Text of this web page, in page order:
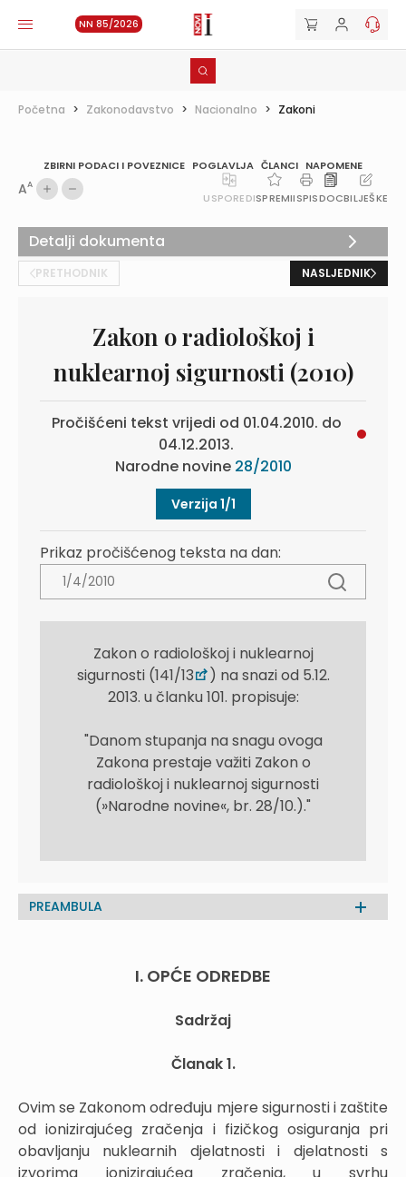
NN 85/2026
Početna > Zakonodavstvo > Nacionalno > Zakoni
ZBIRNI PODACI I POVEZNICE POGLAVLJA ČLANCI NAPOMENE
AA
USPOREDISPREMIISPISDOCBILJEŠKE
PRETHODNIK NASLJEDNIK
Zakon o radiološkoj i
nuklearnoj sigurnosti (2010)
Pročišćeni tekst vrijedi od 01.04.2010. do
04.12.2013.
Narodne novine 28/2010
Verzija 1/1
Prikaz pročišćenog teksta na dan:
Zakon o radiološkoj i nuklearnoj
sigurnosti (141/13
) na snazi od 5.12.
2013. u članku 101. propisuje:
"Danom stupanja na snagu ovoga
Zakona prestaje važiti Zakon o
radiološkoj i nuklearnoj sigurnosti
(»Narodne novine«, br. 28/10.)."
PREAMBULA
I. OPĆE ODREDBE
Sadržaj
Članak 1.
Ovim se Zakonom određuju mjere sigurnosti i zaštite
od ionizirajućeg zračenja i fizičkog osiguranja pri
obavljanju nuklearnih djelatnosti i djelatnosti s
Detalji dokumenta